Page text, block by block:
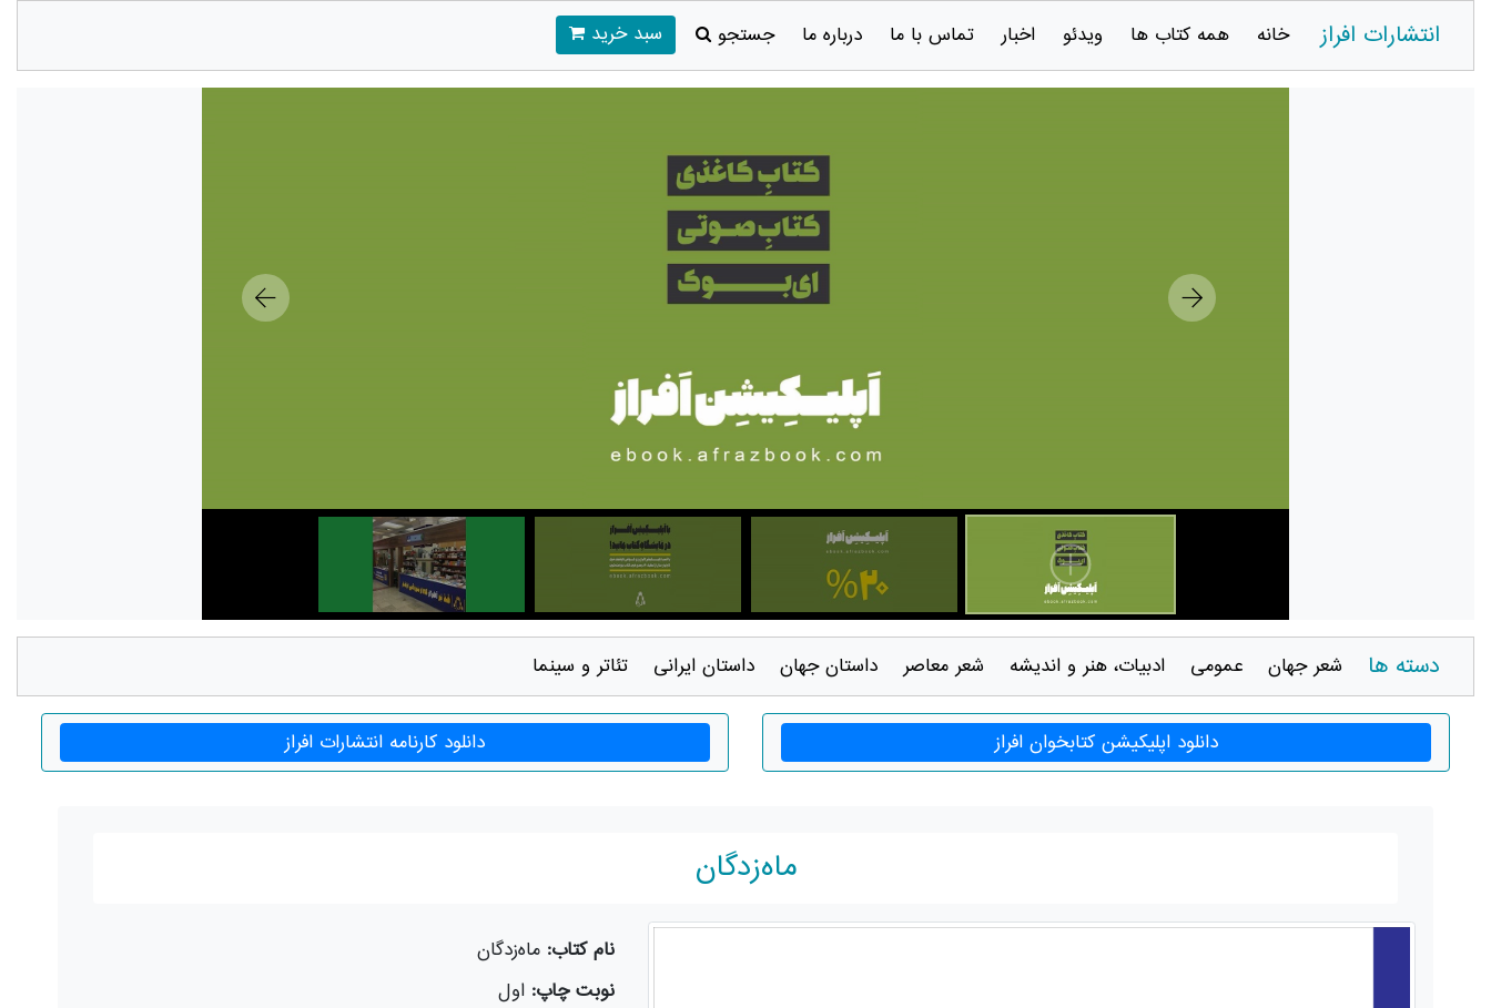
انتشارات افراز خانه همه کتاب ها ویدئو اخبار تماس با ما درباره ما جستجو سبد خرید
دسته ها شعر جهان عمومی ادبيات، هنر و انديشه شعر معاصر داستان جهان داستان ايرانی تئاتر و سينما
دانلود اپلیکیشن کتابخوان افراز دانلود کارنامه انتشارات افراز
ماه‌زدگان
نام کتاب:ماه‌زدگان
نوبت چاپ:اول